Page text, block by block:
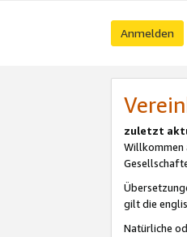
Anmelden
zuletzt
Willkommen
gilt die
Natürliche